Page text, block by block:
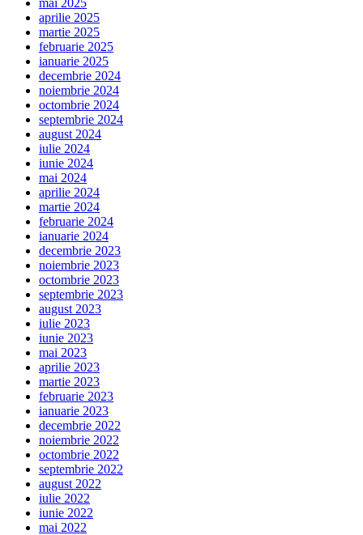
mai 2025
aprilie 2025
martie 2025
februarie 2025
ianuarie 2025
decembrie 2024
noiembrie 2024
octombrie 2024
septembrie 2024
august 2024
iulie 2024
iunie 2024
mai 2024
aprilie 2024
martie 2024
februarie 2024
ianuarie 2024
decembrie 2023
noiembrie 2023
octombrie 2023
septembrie 2023
august 2023
iulie 2023
iunie 2023
mai 2023
aprilie 2023
martie 2023
februarie 2023
ianuarie 2023
decembrie 2022
noiembrie 2022
octombrie 2022
septembrie 2022
august 2022
iulie 2022
iunie 2022
mai 2022